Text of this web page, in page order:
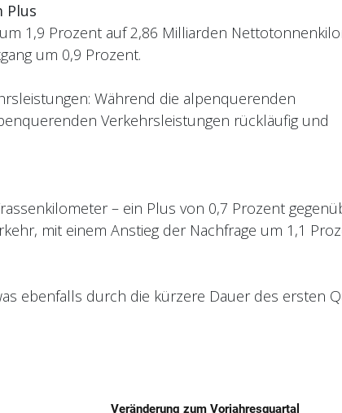
Plus
1,9 Prozent auf 2,86 Milliarden
um 0,9 Prozent.
Während die alpenquerenden
Verkehrsleistungen rückläufig und
– ein Plus von 0,7 Prozent
mit einem Anstieg der Nachfrage um 1,1
ebenfalls durch die kürzere Dauer des ersten